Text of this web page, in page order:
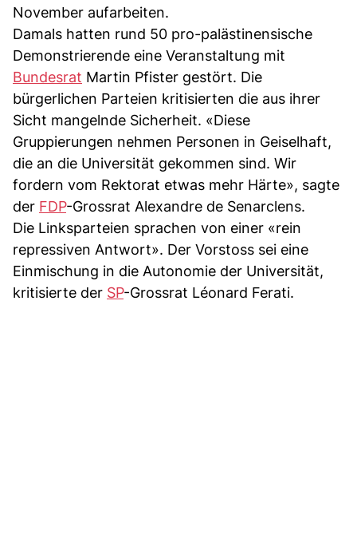
November aufarbeiten.
Damals hatten rund 50 pro-palästinensische
Demonstrierende eine Veranstaltung mit
Bundesrat Martin Pfister gestört. Die
bürgerlichen Parteien kritisierten die aus ihrer
Sicht mangelnde Sicherheit. «Diese
Gruppierungen nehmen Personen in Geiselhaft,
die an die Universität gekommen sind. Wir
fordern vom Rektorat etwas mehr Härte», sagte
der FDP-Grossrat Alexandre de Senarclens.
Die Linksparteien sprachen von einer «rein
repressiven Antwort». Der Vorstoss sei eine
Einmischung in die Autonomie der Universität,
kritisierte der SP-Grossrat Léonard Ferati.